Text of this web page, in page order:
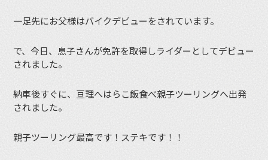
一足先にお父様はバイクデビューをされています。
で、今日、息子さんが免許を取得しライダーとしてデビュー
されました。
納車後すぐに、亘理へはらこ飯食べ親子ツーリングへ出発
されました。
親子ツーリング最高です！ステキです！！